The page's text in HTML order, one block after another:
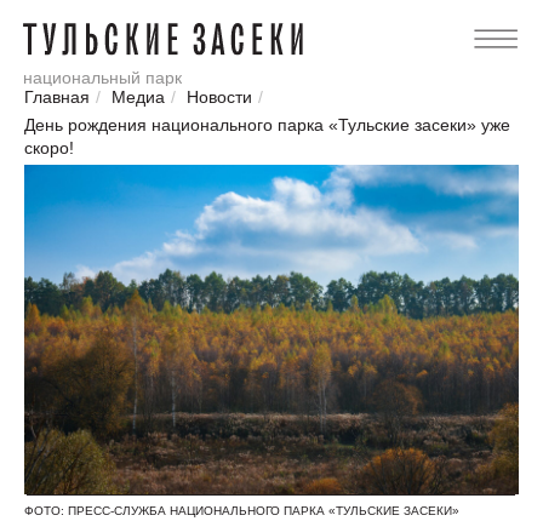
национальный парк
Главная / Медиа / Новости /
День рождения национального парка «Тульские засеки» уже
скоро!
ФОТО: ПРЕСС-СЛУЖБА НАЦИОНАЛЬНОГО ПАРКА «ТУЛЬСКИЕ ЗАСЕКИ»